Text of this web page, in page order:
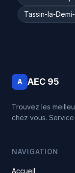
Tassin-la-
A AEC 95
Trouvez les
chez vous.
NAVIGATION
Accueil